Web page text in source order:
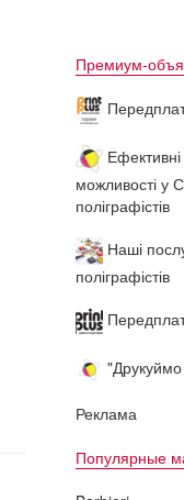
Премиум-
Ефективні
можливості у
поліграфістів
Наші
поліграфістів
Реклама
Популярные